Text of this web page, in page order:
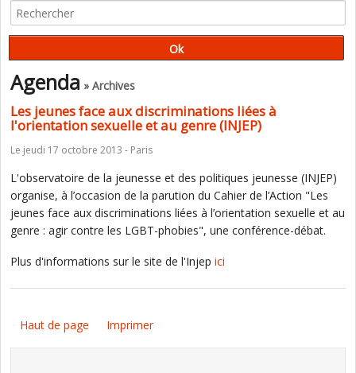
SEXUELLE ET AU GENRE (INJEP)
Agenda » Archives
Les jeunes face aux discriminations liées à
l'orientation sexuelle et au genre (INJEP)
Le jeudi 17 octobre 2013 - Paris
L'observatoire de la jeunesse et des politiques jeunesse (INJEP)
organise, à l’occasion de la parution du Cahier de l’Action "Les
jeunes face aux discriminations liées à l’orientation sexuelle et au
genre : agir contre les LGBT-phobies", une conférence-débat.
Plus d'informations sur le site de l'Injep ici
Haut de page Imprimer